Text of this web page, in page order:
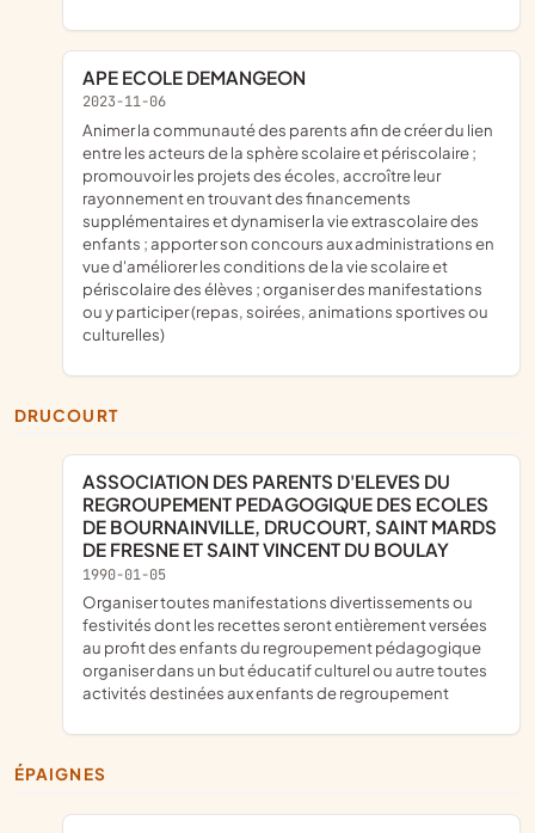
APE ECOLE DEMANGEON
2023-11-06
animer la communauté des parents afin de créer du lien
entre les acteurs de la sphère scolaire et périscolaire ;
promouvoir les projets des écoles, accroître leur
rayonnement en trouvant des financements
supplémentaires et dynamiser la vie extrascolaire des
enfants ; apporter son concours aux administrations en
vue d'améliorer les conditions de la vie scolaire et
périscolaire des élèves ; organiser des manifestations
ou y participer (repas, soirées, animations sportives ou
culturelles)
DRUCOURT
ASSOCIATION DES PARENTS D'ELEVES DU
REGROUPEMENT PEDAGOGIQUE DES ECOLES
DE BOURNAINVILLE, DRUCOURT, SAINT MARDS
DE FRESNE ET SAINT VINCENT DU BOULAY
1990-01-05
organiser toutes manifestations divertissements ou
festivités dont les recettes seront entièrement versées
au profit des enfants du regroupement pédagogique
organiser dans un but éducatif culturel ou autre toutes
activités destinées aux enfants de regroupement
ÉPAIGNES